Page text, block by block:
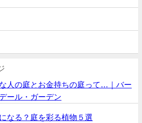
人の庭とお金持ちの庭って…｜バー
ール・ガーデン
なる？庭を彩る植物５選